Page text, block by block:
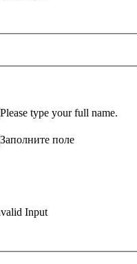
Please type your full name.
Заполните поле
Input